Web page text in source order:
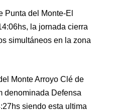
Punta del Monte-El
la jornada cierra
simultáneos en la zona
Monte Arroyo Clé de
denominada Defensa
siendo esta ultima